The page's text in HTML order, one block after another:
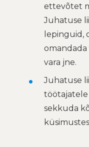
ettevõtet
Juhatuse
lepinguid,
vara jne.
Juhatuse
töötajatele
sekkuda